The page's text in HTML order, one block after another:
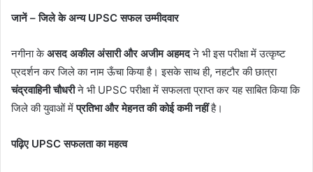
जानें – जिले के अन्य UPSC सफल उम्मीदवार
नगीना केअसद अकील अंसारी और अजीम अहमदने भी इस परीक्षा में उत्कृष्ट
प्रदर्शन कर जिले का नाम ऊँचा किया है। इसके साथ ही, नहटौर की छात्रा
चंद्रवाहिनी चौधरीने भी UPSC परीक्षा में सफलता प्राप्त कर यह साबित किया कि
जिले की युवाओं मेंप्रतिभा और मेहनत की कोई कमी नहींहै।
पढ़िए UPSC सफलता का महत्व